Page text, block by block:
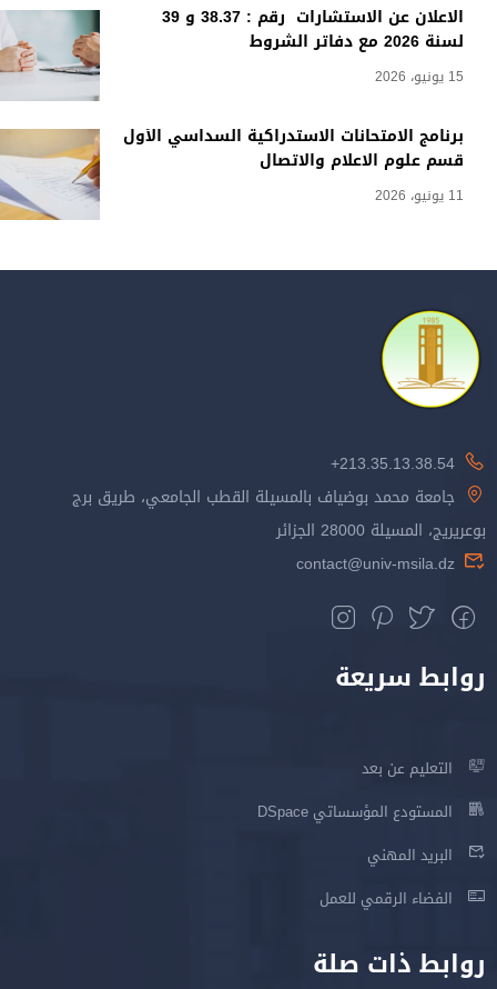
الاعلان عن الاستشارات رقم : 38.37 و 39
لسنة 2026 مع دفاتر الشروط
15 يونيو، 2026
برنامج الامتحانات الاستدراكية السداسي الأول
قسم علوم الاعلام والاتصال
11 يونيو، 2026
213.35.13.38.54+
جامعة محمد بوضياف بالمسيلة القطب الجامعي، طريق برج
بوعريريج، المسيلة 28000 الجزائر
contact@univ-msila.dz
روابط سريعة
التعليم عن بعد
المستودع المؤسساتي DSpace
البريد المهني
الفضاء الرقمي للعمل
روابط ذات صلة